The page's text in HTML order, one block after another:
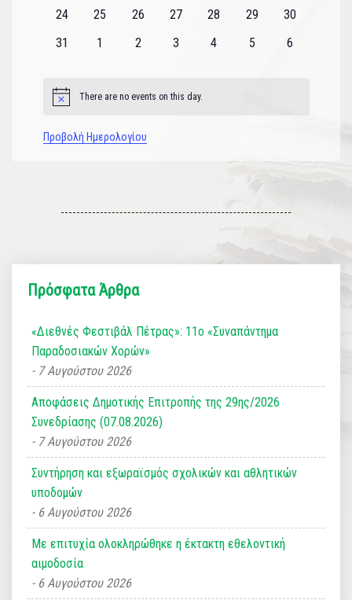
0
24
0
25
0
26
0
27
0
28
0
29
0
30
0
31
0
1
0
2
0
3
0
4
0
5
0
6
Notice There are no events on this day.
Προβολή Ημερολογίου
Πρόσφατα Άρθρα
«Διεθνές Φεστιβάλ Πέτρας»: 11ο «Συναπάντημα
Παραδοσιακών Χορών»
7 Αυγούστου 2026
Αποφάσεις Δημοτικής Επιτροπής της 29ης/2026
Συνεδρίασης (07.08.2026)
7 Αυγούστου 2026
Συντήρηση και εξωραϊσμός σχολικών και αθλητικών
υποδομών
6 Αυγούστου 2026
Με επιτυχία ολοκληρώθηκε η έκτακτη εθελοντική
αιμοδοσία
6 Αυγούστου 2026